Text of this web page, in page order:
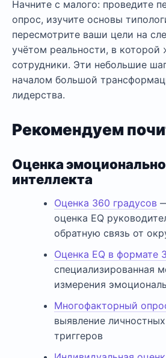
Начните с малого: проведите
опрос, изучите основы
пересмотрите ваши цели на
учётом реальности, в которой
сотрудники. Эти небольшие
началом большой
лидерства.
Рекомендуем
Оценка
интеллекта
Оценка 360 градусов
оценка EQ
обратную связь от
Оценка EQ в формате
специализированная
измерения
Многофакторный
выявление
триггеров